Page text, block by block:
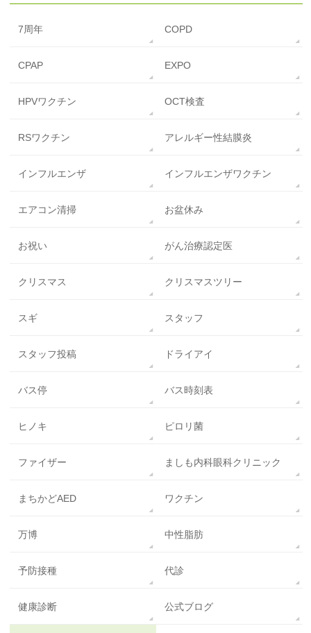
7周年 COPD
CPAP EXPO
HPVワクチン OCT検査
RSワクチン アレルギー性結膜炎
インフルエンザ インフルエンザワクチン
エアコン清掃 お盆休み
お祝い がん治療認定医
クリスマス クリスマスツリー
スギ スタッフ
スタッフ投稿 ドライアイ
バス停 バス時刻表
ヒノキ ピロリ菌
ファイザー ましも内科眼科クリニック
まちかどAED ワクチン
万博 中性脂肪
予防接種 代診
健康診断 公式ブログ